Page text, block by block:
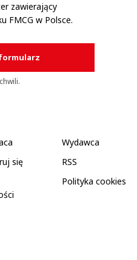
zawierający
FMCG w Polsce.
Wydawca
się
RSS
Polityka cookies